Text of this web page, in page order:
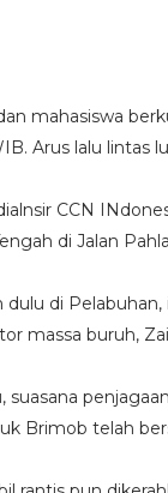
mahasiswa
Arus lalu lintas
CCN
di Jalan
dulu di
massa buruh,
suasana
Brimob telah